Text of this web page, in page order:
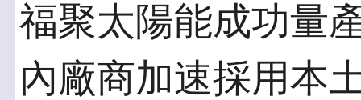
福聚太陽能成功量
內廠商加速採用本